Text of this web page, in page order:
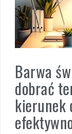
Barwa
dobrać
kierunek